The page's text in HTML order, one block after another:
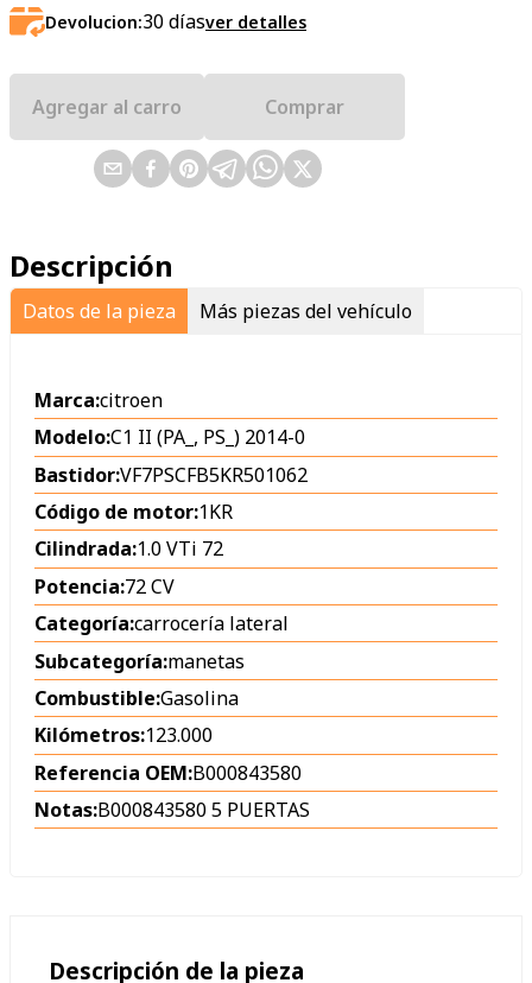
Devolucion:30díasver detalles
Agregar al carro Comprar
Descripción
Datos de la pieza Más piezas del vehículo
Marca:citroen
Modelo:C1 II (PA_, PS_) 2014-0
Bastidor:VF7PSCFB5KR501062
Código de motor:1KR
Cilindrada:1.0 VTi 72
Potencia:72 CV
Categoría:carrocería lateral
Subcategoría:manetas
Combustible:Gasolina
Kilómetros:123.000
Referencia OEM:B000843580
Notas:B000843580 5 PUERTAS
Descripción de la pieza